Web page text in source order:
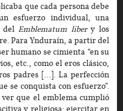
que cada persona debe
esfuerzo individual, una
del Emblematum libery los
Para Ynduraín, a partir del
humano se cimienta “en su
etc., como el eros clásico,
padres […]. La perfección
se conquista con esfuerzo”.
que el emblema cumplió
y religiosa: ejercitar en